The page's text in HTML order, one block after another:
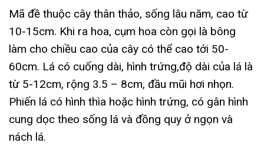
Mã đề thuộc cây thân thảo, sống lâu năm, cao từ
10-15cm. Khi ra hoa, cụm hoa còn gọi là bông
làm cho chiều cao của cây có thể cao tới 50-
60cm. Lá có cuống dài, hình trứng,độ dài của lá là
từ 5-12cm, rộng 3.5 – 8cm, đầu mũi hơi nhọn.
Phiến lá có hình thìa hoặc hình trứng, có gân hình
cung dọc theo sống lá và đồng quy ở ngọn và
nách lá.